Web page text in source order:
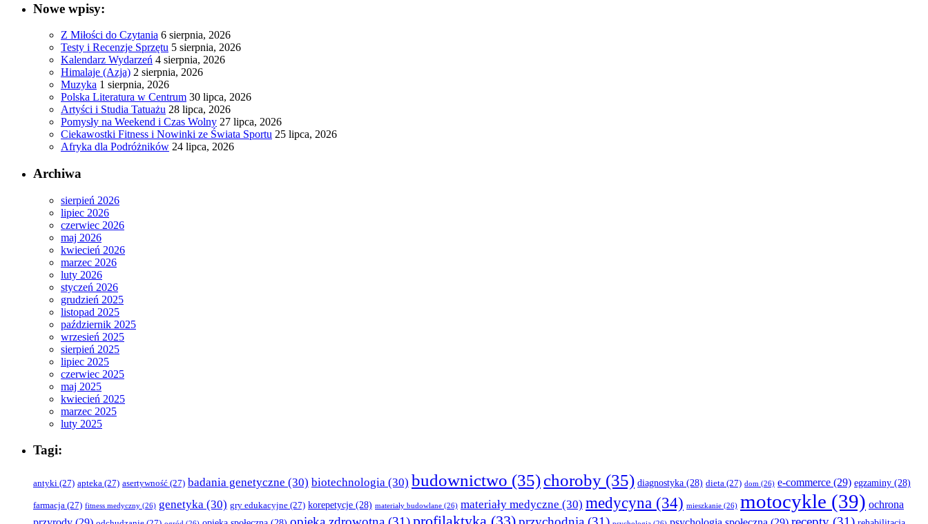
Nowe wpisy:
Z Miłości do Czytania 6 sierpnia, 2026
Testy i Recenzje Sprzętu 5 sierpnia, 2026
Kalendarz Wydarzeń 4 sierpnia, 2026
Himalaje (Azja) 2 sierpnia, 2026
Muzyka 1 sierpnia, 2026
Polska Literatura w Centrum 30 lipca, 2026
Artyści i Studia Tatuażu 28 lipca, 2026
Pomysły na Weekend i Czas Wolny 27 lipca, 2026
Ciekawostki Fitness i Nowinki ze Świata Sportu 25 lipca, 2026
Afryka dla Podróżników 24 lipca, 2026
Archiwa
sierpień 2026
lipiec 2026
czerwiec 2026
maj 2026
kwiecień 2026
marzec 2026
luty 2026
styczeń 2026
grudzień 2025
listopad 2025
październik 2025
wrzesień 2025
sierpień 2025
lipiec 2025
czerwiec 2025
maj 2025
kwiecień 2025
marzec 2025
luty 2025
Tagi:
antyki (27) apteka (27) asertywność (27) badania genetyczne (30) biotechnologia (30) budownictwo (35)choroby (35) diagnostyka (28) dieta (27) dom (26) e-commerce (29) egzaminy (28)
farmacja (27) fitness medyczny (26) genetyka (30) gry edukacyjne (27) korepetycje (28) materiały budowlane (26) materiały medyczne (30) medycyna (34) mieszkanie (26) motocykle (39) ochrona